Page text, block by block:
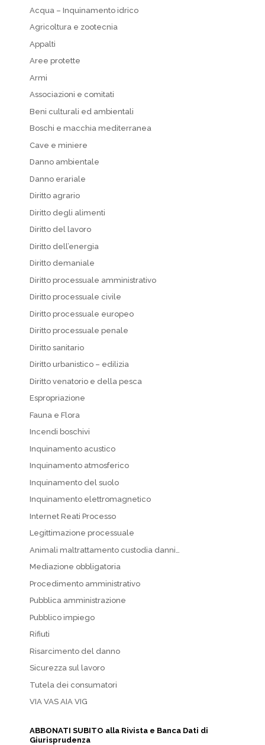
Acqua – Inquinamento idrico
Agricoltura e zootecnia
Appalti
Aree protette
Armi
Associazioni e comitati
Beni culturali ed ambientali
Boschi e macchia mediterranea
Cave e miniere
Danno ambientale
Danno erariale
Diritto agrario
Diritto degli alimenti
Diritto del lavoro
Diritto dell’energia
Diritto demaniale
Diritto processuale amministrativo
Diritto processuale civile
Diritto processuale europeo
Diritto processuale penale
Diritto sanitario
Diritto urbanistico – edilizia
Diritto venatorio e della pesca
Espropriazione
Fauna e Flora
Incendi boschivi
Inquinamento acustico
Inquinamento atmosferico
Inquinamento del suolo
Inquinamento elettromagnetico
Internet Reati Processo
Legittimazione processuale
Animali maltrattamento custodia danni…
Mediazione obbligatoria
Procedimento amministrativo
Pubblica amministrazione
Pubblico impiego
Rifiuti
Risarcimento del danno
Sicurezza sul lavoro
Tutela dei consumatori
VIA VAS AIA VIG
ABBONATI SUBITO alla Rivista e Banca Dati di
Giurisprudenza